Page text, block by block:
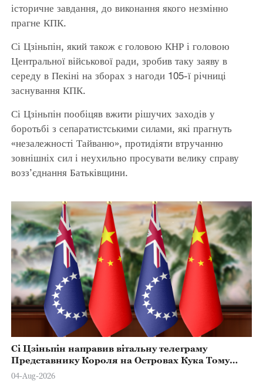
історичне завдання, до виконання якого незмінно
прагне КПК.
Сі Цзіньпін, який також є головою КНР і головою
Центральної військової ради, зробив таку заяву в
середу в Пекіні на зборах з нагоди 105-ї річниці
заснування КПК.
Сі Цзіньпін пообіцяв вжити рішучих заходів у
боротьбі з сепаратистськими силами, які прагнуть
«незалежності Тайваню», протидіяти втручанню
зовнішніх сил і неухильно просувати велику справу
возз’єднання Батьківщини.
Сі Цзіньпін направив вітальну телеграму
Представнику Короля на Островах Кука Тому
Марстерсу з нагоди Дня Конституції
04-Aug-2026